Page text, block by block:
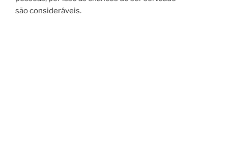
são consideráveis.